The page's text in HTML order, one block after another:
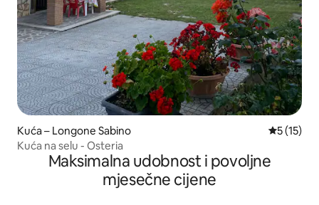
Kuća – Longone Sabino Prosječna
5 (15)
Kuća na selu - Osteria
Maksimalna udobnost i povoljne
mjesečne cijene